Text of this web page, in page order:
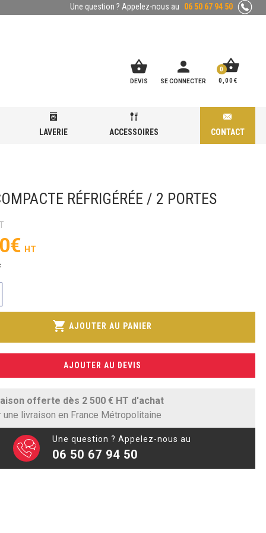
Une question ? Appelez-nous au 06 50 67 94 50
shopping_basket
DEVIS
person
SE CONNECTER
shopping_basket
0,00€
0
LAVERIE ACCESSOIRES CONTACT
RÉFRIGÉRÉE / 2 PORTES
€
shopping_cart AJOUTER AU PANIER
AJOUTER AU DEVIS
offerte dès 2 500 € HT d'achat
une livraison en France Métropolitaine
Une question ? Appelez-nous au
06 50 67 94 50